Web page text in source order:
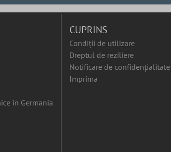
în Germania
CUPRINS
Condiții de utilizare
Dreptul de reziliere
Notificare de confidențialitate
Imprima